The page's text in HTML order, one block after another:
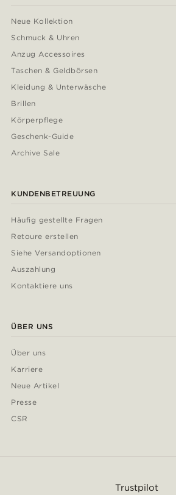
Neue Kollektion
Schmuck & Uhren
Anzug Accessoires
Taschen & Geldbörsen
Kleidung & Unterwäsche
Brillen
Körperpflege
Geschenk-Guide
Archive Sale
KUNDENBETREUUNG
Häufig gestellte Fragen
Retoure erstellen
Siehe Versandoptionen
Auszahlung
Kontaktiere uns
ÜBER UNS
Über uns
Karriere
Neue Artikel
Presse
CSR
Trustpilot